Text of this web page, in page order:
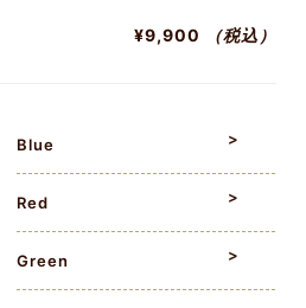
¥9,900 （税込）
Blue
Red
Green